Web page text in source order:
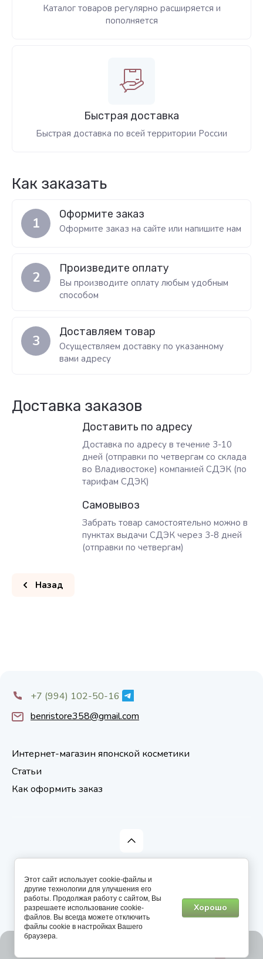
Каталог товаров регулярно расширяется и
пополняется
Быстрая доставка
Быстрая доставка по всей территории России
Как заказать
1
Оформите заказ
Оформите заказ на сайте или напишите нам
2
Произведите оплату
Вы производите оплату любым удобным
способом
3
Доставляем товар
Осуществляем доставку по указанному
вами адресу
Доставка заказов
Доставить по адресу
Доставка по адресу в течение 3-10
дней (отправки по четвергам со склада
во Владивостоке) компанией СДЭК (по
тарифам СДЭК)
Самовывоз
Забрать товар самостоятельно можно в
пунктах выдачи СДЭК через 3-8 дней
(отправки по четвергам)
Назад
Интернет-магазин японской косметики
Статьи
Как оформить заказ
+7 (994) 102-50-16
benristore358@gmail.com
vl.benri.ru Все зарегистрированные товарные знаки
являются собственностью владельцев.
Этот сайт использует cookie-файлы и
другие технологии для улучшения его
работы. Продолжая работу с сайтом, Вы
разрешаете использование cookie-
файлов. Вы всегда можете отключить
файлы cookie в настройках Вашего
браузера.
Хорошо